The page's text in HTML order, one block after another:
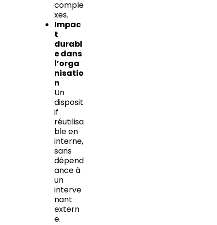
comple
xes.
Impac
t
durabl
e dans
l’orga
nisatio
n
Un
disposit
if
réutilisa
ble en
interne,
sans
dépend
ance à
un
interve
nant
extern
e.